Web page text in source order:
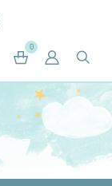
0